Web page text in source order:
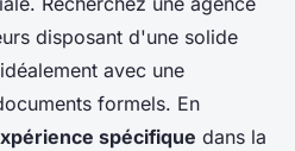
disposant d'une solide
avec une
formels. En
spécifique dans la